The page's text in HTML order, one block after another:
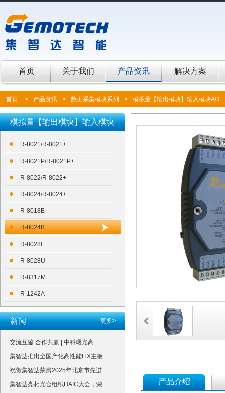
首页 关于我们 产品资讯 解决方案
首页 > 产品资讯 > 数据采集模块系列 > 模拟量【输出模块】输入模块AO
模拟量【输出模块】输入模块
R-8021/R-8021+
R-8021P/R-8021P+
R-8022/R-8022+
R-8024/R-8024+
R-8018B
R-8024B
R-8028I
R-8028U
R-8317M
R-1242A
更多>
新闻
交流互鉴 合作共赢 | 中科曙光高...
集智达推出全国产化高性能ITX主板...
祝贺集智达荣膺2025年北京市先进...
集智达亮相光合组织HAIC大会，荣...
产品介绍